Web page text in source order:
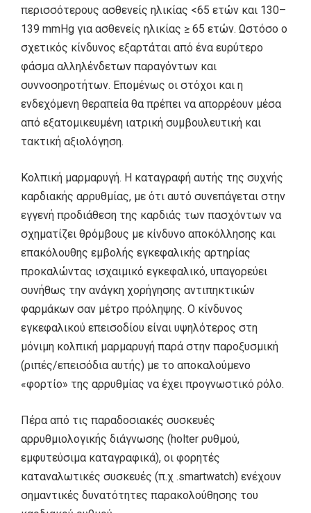
περισσότερους ασθενείς ηλικίας <65 ετών και 130–
139 mmHg για ασθενείς ηλικίας ≥ 65 ετών. Ωστόσο ο
σχετικός κίνδυνος εξαρτάται από ένα ευρύτερο
φάσμα αλληλένδετων παραγόντων και
συννοσηροτήτων. Επομένως οι στόχοι και η
ενδεχόμενη θεραπεία θα πρέπει να απορρέουν μέσα
από εξατομικευμένη ιατρική συμβουλευτική και
τακτική αξιολόγηση.
Κολπική μαρμαρυγή. Η καταγραφή αυτής της συχνής
καρδιακής αρρυθμίας, με ότι αυτό συνεπάγεται στην
εγγενή προδιάθεση της καρδιάς των πασχόντων να
σχηματίζει θρόμβους με κίνδυνο αποκόλλησης και
επακόλουθης εμβολής εγκεφαλικής αρτηρίας
προκαλώντας ισχαιμικό εγκεφαλικό, υπαγορεύει
συνήθως την ανάγκη χορήγησης αντιπηκτικών
φαρμάκων σαν μέτρο πρόληψης. Ο κίνδυνος
εγκεφαλικού επεισοδίου είναι υψηλότερος στη
μόνιμη κολπική μαρμαρυγή παρά στην παροξυσμική
(ριπές/επεισόδια αυτής) με το αποκαλούμενο
«φορτίο» της αρρυθμίας να έχει προγνωστικό ρόλο.
Πέρα από τις παραδοσιακές συσκευές
αρρυθμιολογικής διάγνωσης (holter ρυθμού,
εμφυτεύσιμα καταγραφικά), οι φορητές
καταναλωτικές συσκευές (π.χ .smartwatch) ενέχουν
σημαντικές δυνατότητες παρακολούθησης του